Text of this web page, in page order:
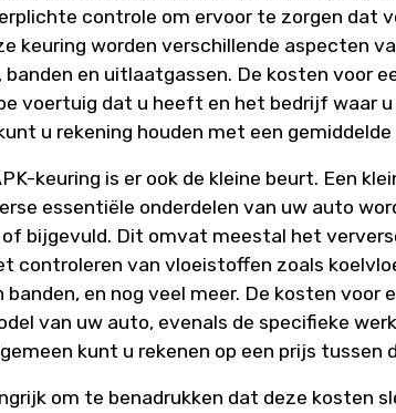
controle om ervoor te zorgen dat
keuring worden verschillende aspecten
en uitlaatgassen. De kosten voor
voertuig dat u heeft en het bedrijf waar
u rekening houden met een
keuring is er ook de kleine beurt. Een
essentiële onderdelen van uw auto
bijgevuld. Dit omvat meestal het
controleren van vloeistoffen zoals
banden, en nog veel meer. De kosten
van uw auto, evenals de specifieke
kunt u rekenen op een prijs tussen
om te benadrukken dat deze kosten